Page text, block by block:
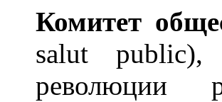
Комитет обще
salut public),
революции